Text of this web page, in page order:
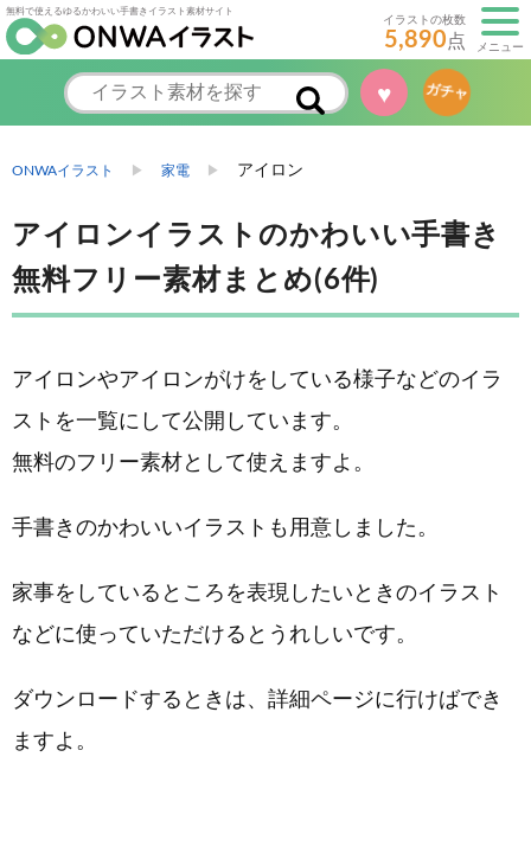
無料で使えるゆるかわいい手書きイラスト素材サイト
イラストの枚数
5,890点 メニュー
♥ ガチャ
ONWAイラスト 家電 アイロン
アイロンイラストのかわいい手書き
無料フリー素材まとめ(6件)
アイロンやアイロンがけをしている様子などのイラ
ストを一覧にして公開しています。
無料のフリー素材として使えますよ。
手書きのかわいいイラストも用意しました。
家事をしているところを表現したいときのイラスト
などに使っていただけるとうれしいです。
ダウンロードするときは、詳細ページに行けばでき
ますよ。